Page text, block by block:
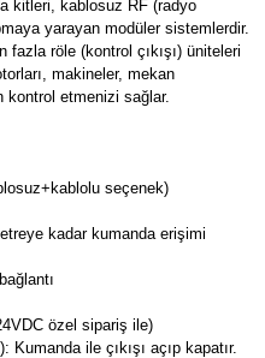
kitleri, kablosuz RF (radyo
yarayan modüler sistemlerdir.
fazla röle (kontrol çıkışı) üniteleri
makineler, mekan
kontrol etmenizi sağlar.
seçenek)
kadar kumanda erişimi
özel sipariş ile)
Kumanda ile çıkışı açıp kapatır.